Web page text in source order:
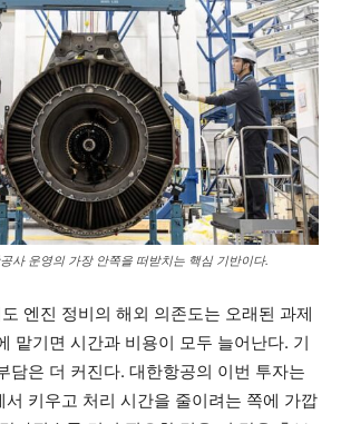
사 운영의 가장 안쪽을 떠받치는 핵심 기반이다.
엔진 정비의 해외 의존도는 오래된 과제
맡기면 시간과 비용이 모두 늘어난다. 기
담은 더 커진다. 대한항공의 이번 투자는
서 키우고 처리 시간을 줄이려는 쪽에 가깝